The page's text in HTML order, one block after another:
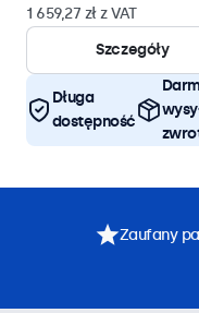
1 659,27 zł z VAT
Szczegóły
Długa
dostępność
Zaufany